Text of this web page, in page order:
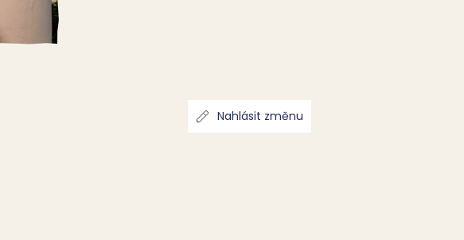
Nahlásit změnu